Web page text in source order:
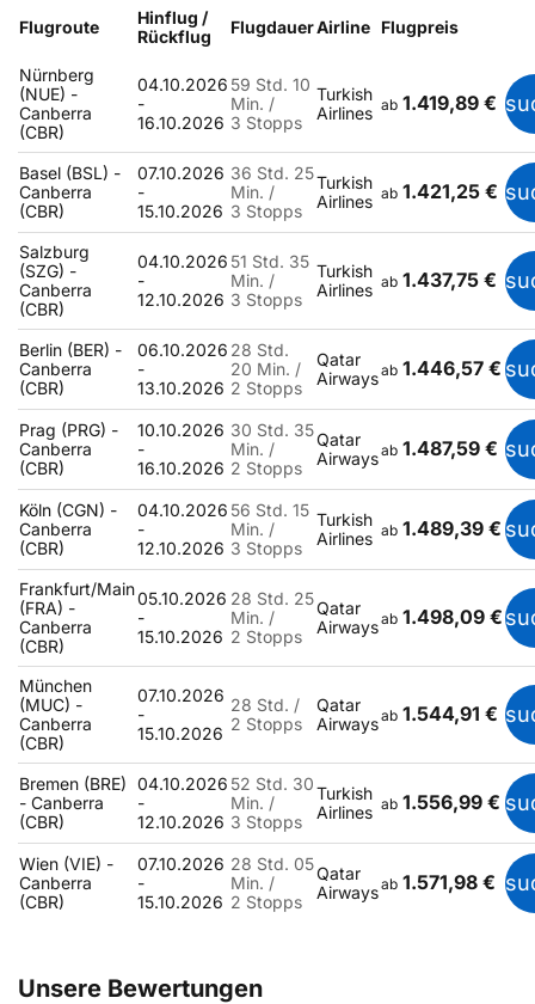
Flugroute
Hinflug /
Rückflug
FlugdauerAirline Flugpreis
Nürnberg
(NUE) -
Canberra
(CBR)
04.10.2026
-
16.10.2026
59 Std. 10
Min. /
3 Stopps
Turkish
Airlines ab 1.419,89 €
Basel (BSL) -
Canberra
(CBR)
07.10.2026
-
15.10.2026
36 Std. 25
Min. /
3 Stopps
Turkish
Airlines ab 1.421,25 €
Salzburg
(SZG) -
Canberra
(CBR)
04.10.2026
-
12.10.2026
51 Std. 35
Min. /
3 Stopps
Turkish
Airlines ab 1.437,75 €
Berlin (BER) -
Canberra
(CBR)
06.10.2026
-
13.10.2026
28 Std.
20 Min. /
2 Stopps
Qatar
Airwaysab 1.446,57 €
Prag (PRG) -
Canberra
(CBR)
10.10.2026
-
16.10.2026
30 Std. 35
Min. /
2 Stopps
Qatar
Airwaysab 1.487,59 €
Köln (CGN) -
Canberra
(CBR)
04.10.2026
-
12.10.2026
56 Std. 15
Min. /
3 Stopps
Turkish
Airlines ab 1.489,39 €
Frankfurt/Main
(FRA) -
Canberra
(CBR)
05.10.2026
-
15.10.2026
28 Std. 25
Min. /
2 Stopps
Qatar
Airwaysab 1.498,09 €
München
(MUC) -
Canberra
(CBR)
07.10.2026
-
15.10.2026
28 Std. /
2 Stopps
Qatar
Airwaysab 1.544,91 €
Bremen (BRE)
- Canberra
(CBR)
04.10.2026
-
12.10.2026
52 Std. 30
Min. /
3 Stopps
Turkish
Airlines ab 1.556,99 €
Wien (VIE) -
Canberra
(CBR)
07.10.2026
-
15.10.2026
28 Std. 05
Min. /
2 Stopps
Qatar
Airwaysab 1.571,98 €
Unsere Bewertungen